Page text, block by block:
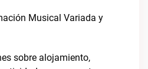
Musical Variada y
sobre alojamiento,